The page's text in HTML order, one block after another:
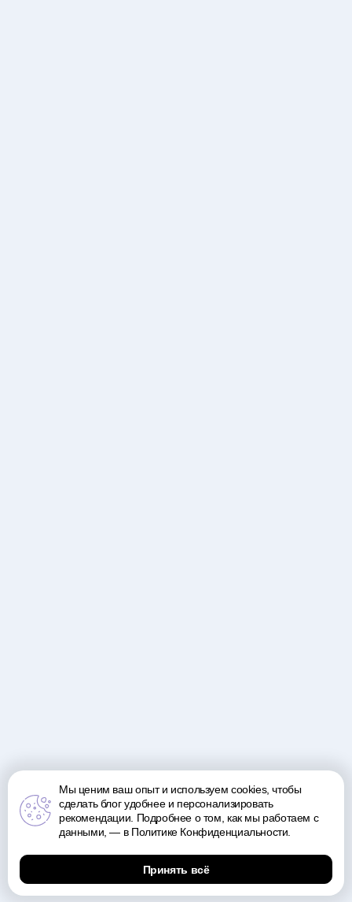
Мы ценим ваш опыт и используем cookies, чтобы
сделать блог удобнее и персонализировать
рекомендации. Подробнее о том, как мы работаем с
данными, — в Политике Конфиденциальности.
Принять всё